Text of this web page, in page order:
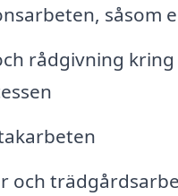
såsom
rådgivning kring
och